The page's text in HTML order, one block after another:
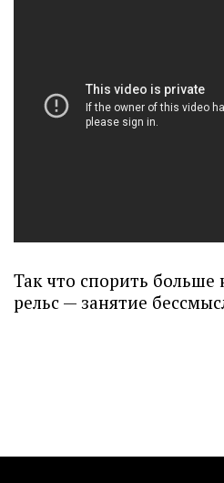
Так что спорить больше
рельс — занятие